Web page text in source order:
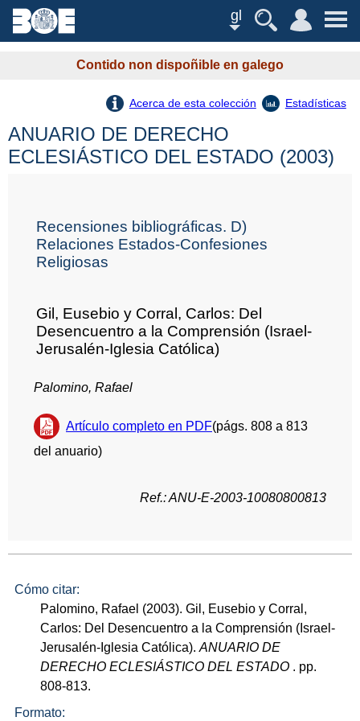
gl
Contido non dispoñible en galego
Acerca de esta colección Estadísticas
ANUARIO DE DERECHO
ECLESIÁSTICO DEL ESTADO (2003)
Recensiones bibliográficas. D)
Relaciones Estados-Confesiones
Religiosas
Gil, Eusebio y Corral, Carlos: Del
Desencuentro a la Comprensión (Israel-
Jerusalén-Iglesia Católica)
Palomino, Rafael
Artículo completo en PDF(págs. 808 a 813
del anuario)
Ref.: ANU-E-2003-10080800813
Cómo citar:
Palomino, Rafael (2003). Gil, Eusebio y Corral,
Carlos: Del Desencuentro a la Comprensión (Israel-
Jerusalén-Iglesia Católica).ANUARIO DE
DERECHO ECLESIÁSTICO DEL ESTADO . pp.
808-813.
Formato: